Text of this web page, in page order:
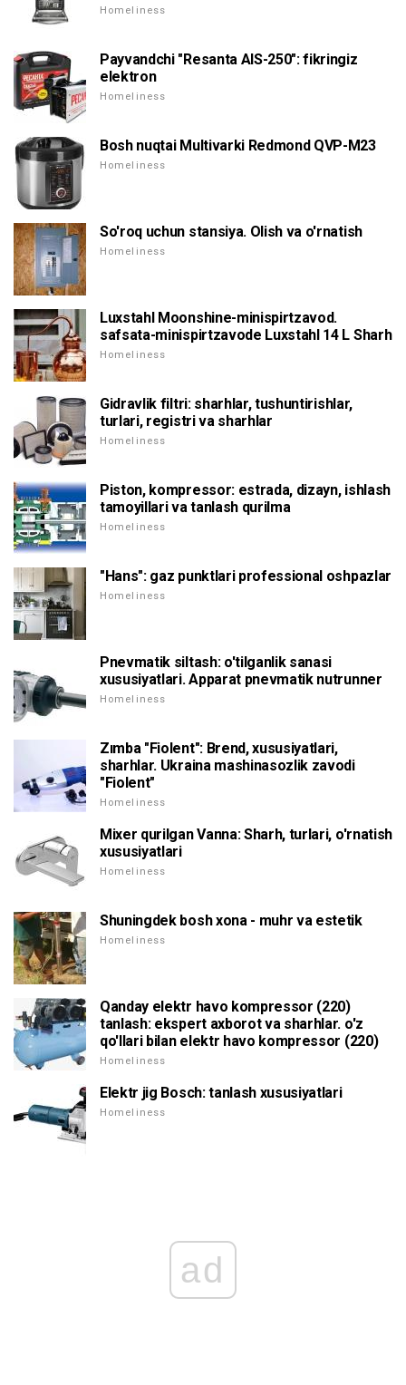
Homeliness
Payvandchi "Resanta AIS-250": fikringiz
elektron
Homeliness
Bosh nuqtai Multivarki Redmond QVP-M23
Homeliness
So'roq uchun stansiya. Olish va o'rnatish
Homeliness
Luxstahl Moonshine-minispirtzavod.
safsata-minispirtzavode Luxstahl 14 L Sharh
Homeliness
Gidravlik filtri: sharhlar, tushuntirishlar,
turlari, registri va sharhlar
Homeliness
Piston, kompressor: estrada, dizayn, ishlash
tamoyillari va tanlash qurilma
Homeliness
"Hans": gaz punktlari professional oshpazlar
Homeliness
Pnevmatik siltash: o'tilganlik sanasi
xususiyatlari. Apparat pnevmatik nutrunner
Homeliness
Zımba "Fiolent": Brend, xususiyatlari,
sharhlar. Ukraina mashinasozlik zavodi
"Fiolent"
Homeliness
Mixer qurilgan Vanna: Sharh, turlari, o'rnatish
xususiyatlari
Homeliness
Shuningdek bosh xona - muhr va estetik
Homeliness
Qanday elektr havo kompressor (220)
tanlash: ekspert axborot va sharhlar. o'z
qo'llari bilan elektr havo kompressor (220)
Homeliness
Elektr jig Bosch: tanlash xususiyatlari
Homeliness
ad